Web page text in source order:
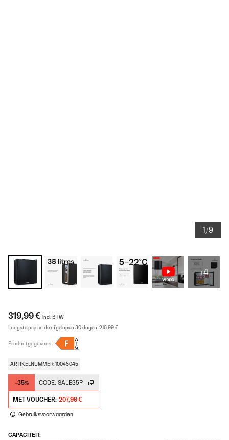
1/9
+4
319,99 € incl. BTW
Laagste prijs in de afgelopen 30 dagen:216,99 €
Productgegevens
ARTIKELNUMMER: 10045045
-35% CODE: SALE35P
MET VOUCHER: 207,99 €
Gebruiksvoorwaarden
CAPACITEIT: